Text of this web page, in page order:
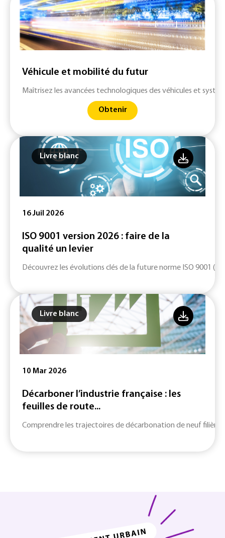
Véhicule et mobilité du futur
Maîtrisez les avancées technologiques des véhicules et
Obtenir
Livre blanc
16 Juil 2026
ISO 9001 version 2026 : faire de la
qualité un levier
Découvrez les évolutions clés de la future norme ISO 9001
Livre blanc
10 Mar 2026
Décarboner l’industrie française : les
feuilles de route...
Comprendre les trajectoires de décarbonation de neuf